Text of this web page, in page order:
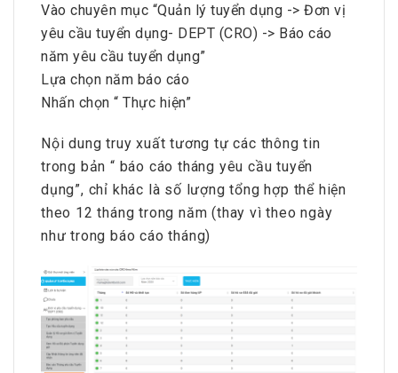
Vào chuyên mục “Quản lý tuyển dụng -> Đơn vị
yêu cầu tuyển dụng- DEPT (CRO) -> Báo cáo
năm yêu cầu tuyển dụng”
Lựa chọn năm báo cáo
Nhấn chọn “ Thực hiện”
Nội dung truy xuất tương tự các thông tin
trong bản “ báo cáo tháng yêu cầu tuyển
dụng”, chỉ khác là số lượng tổng hợp thể hiện
theo 12 tháng trong năm (thay vì theo ngày
như trong báo cáo tháng)